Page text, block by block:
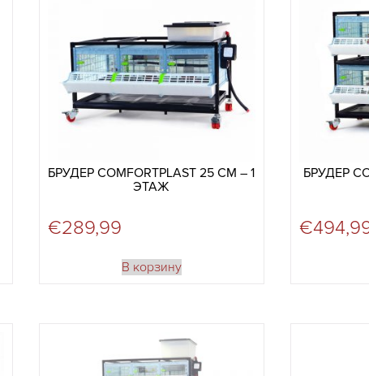
БРУДЕР COMFORTPLAST 25 СМ – 1
ЭТАЖ
€289,99
В корзину
БРУДЕР
€